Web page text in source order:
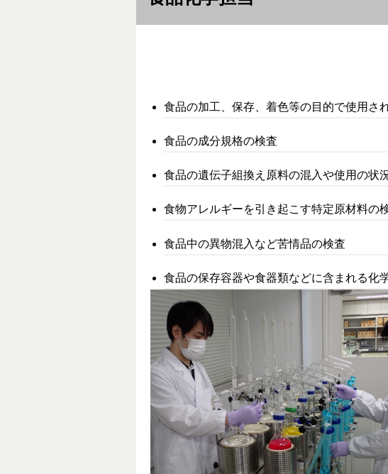
食品の加工、保存、着色等の目的で使用さ
食品の成分規格の検査
食品の遺伝子組換え原料の混入や使用の状
食物アレルギーを引き起こす特定原材料の
食品中の異物混入など苦情品の検査
食品の保存容器や食器類などに含まれる化